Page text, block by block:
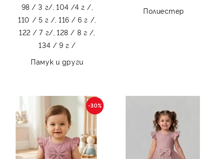
98 / 3 г/, 104 /4 г /,
110 / 5 г /, 116 / 6 г /,
122 / 7 г/, 128 / 8 г /,
134 / 9 г /
Памук и други
Полиестер
-30%